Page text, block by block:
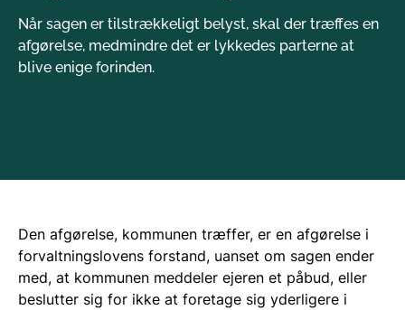
Når sagen er tilstrækkeligt belyst, skal der træffes en
afgørelse, medmindre det er lykkedes parterne at
blive enige forinden.
Den afgørelse, kommunen træffer, er en afgørelse i
forvaltningslovens forstand, uanset om sagen ender
med, at kommunen meddeler ejeren et påbud, eller
beslutter sig for ikke at foretage sig yderligere i